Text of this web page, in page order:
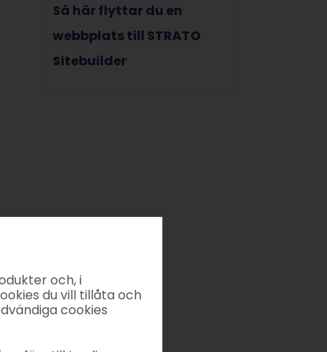
Så här flyttar du en
webbplats till STRATO
Sitebuilder
och, i
du vill tillåta och
cookies